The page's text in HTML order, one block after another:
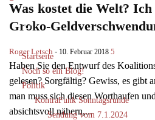
Startseite
Noch so ein Blog!
Politik
KontraFunk Sonntagsrunde
Sendung vom 7.1.2024
Was kostet die Welt? Ich
Groko-
Roger Letsch - 10. Februar 2018 5
Haben Sie den Entwurf des
gelesen? Sorgfältig? Gewiss, es gibt
man muss sich diesen Worthaufen
absichtsvoll nähern,...